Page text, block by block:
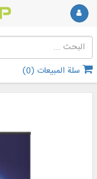
سلة المبيعات (0
)